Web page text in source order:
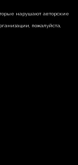
нарушают авторские
пожалуйста,